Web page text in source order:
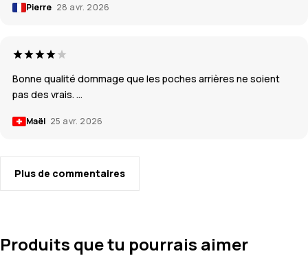
Pierre 28 avr. 2026
Bonne qualité dommage que les poches arrières ne soient
pas des vrais. …
Maël 25 avr. 2026
Plus de commentaires
Produits que tu pourrais aimer